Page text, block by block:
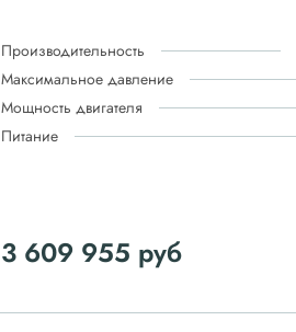
Производительность
Максимальное давление
Мощность двигателя
Питание
3 609 955 руб